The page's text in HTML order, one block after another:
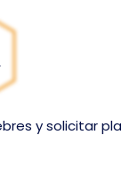
y solicitar